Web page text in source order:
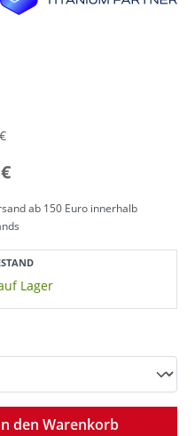
ab 150 Euro innerhalb
Lager
den gewünschten
den Warenkorb